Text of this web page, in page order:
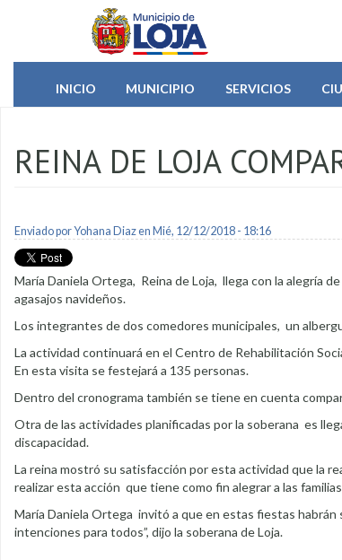
Pasar al contenido principal
INICIO
MUNICIPIO SERVICIOS
REINA DE LOJA
Enviado porYohana Diazen Mié, 12/12/2018 - 18:16
María Daniela Ortega, Reina de Loja, llega con la alegría
agasajos navideños.
Los integrantes de dos comedores municipales, un
La actividad continuará en el Centro de Rehabilitación
En esta visita se festejará a 135 personas.
Dentro del cronograma también se tiene en cuenta
Otra de las actividades planificadas por la soberana es
discapacidad.
La reina mostró su satisfacción por esta actividad que la
realizar esta acción que tiene como fin alegrar a las
María Daniela Ortega invitó a que en estas fiestas
intenciones para todos”, dijo la soberana de Loja.